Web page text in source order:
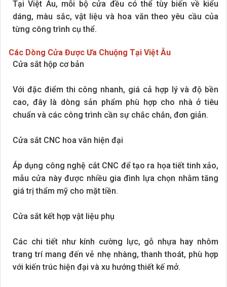
Tại Việt Âu, mỗi bộ cửa đều có thể tùy biến về kiểu
dáng, màu sắc, vật liệu và hoa văn theo yêu cầu của
từng công trình cụ thể.
Các Dòng Cửa Được Ưa Chuộng Tại Việt Âu
Cửa sắt hộp cơ bản
Với đặc điểm thi công nhanh, giá cả hợp lý và độ bền
cao, đây là dòng sản phẩm phù hợp cho nhà ở tiêu
chuẩn và các công trình cần sự chắc chắn, đơn giản.
Cửa sắt CNC hoa văn hiện đại
Áp dụng công nghệ cắt CNC để tạo ra họa tiết tinh xảo,
mẫu cửa này được nhiều gia đình lựa chọn nhằm tăng
giá trị thẩm mỹ cho mặt tiền.
Cửa sắt kết hợp vật liệu phụ
Các chi tiết như kính cường lực, gỗ nhựa hay nhôm
trang trí mang đến vẻ nhẹ nhàng, thanh thoát, phù hợp
với kiến trúc hiện đại và xu hướng thiết kế mở.